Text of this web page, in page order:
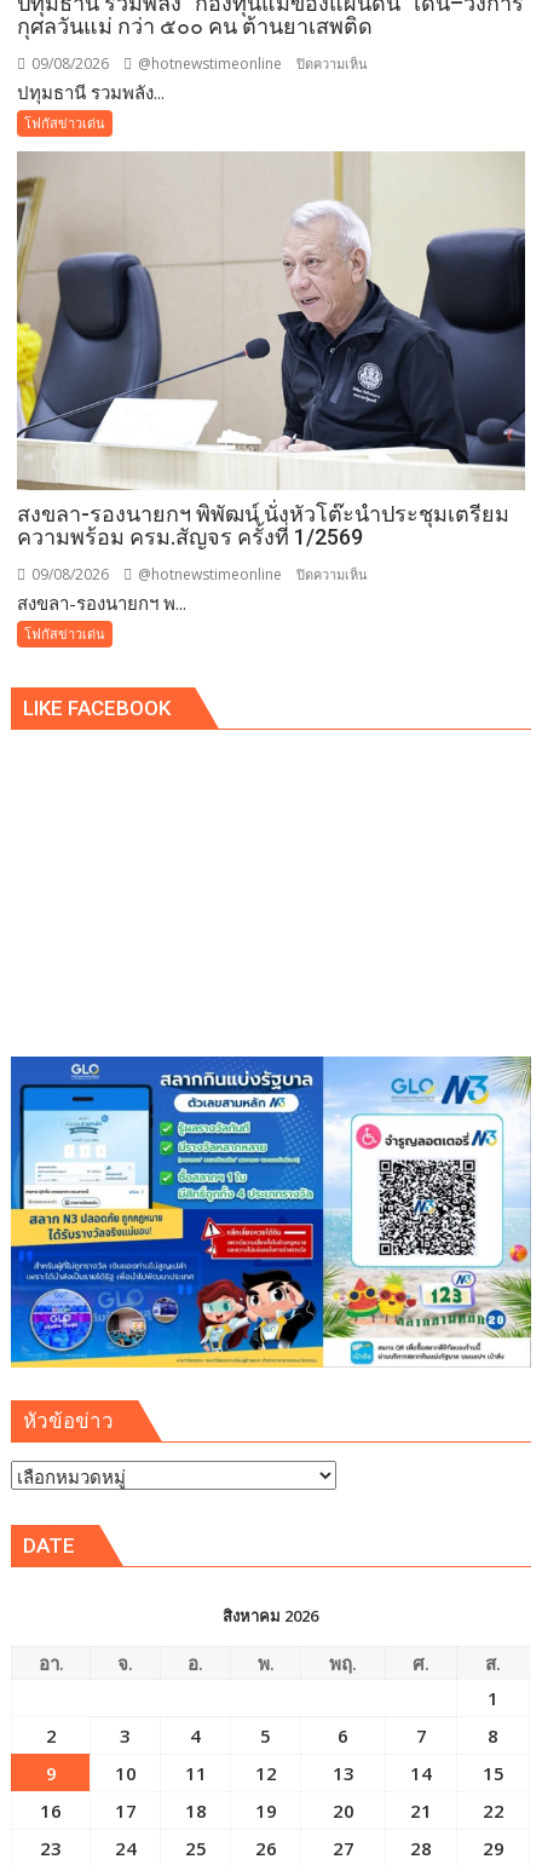
กุศลวันแม่ กว่า ๕๐๐ คน ต้านยาเสพติด
09/08/2026 @hotnewstimeonline ปิดความเห็น
แผ่น
ดิน”
เดิน–
วิ่ง
การ
กุศล
วัน
แม่
กว่า
๕๐๐
คน
ปทุมธานี รวมพลัง...
โฟกัสข่าวเด่น
สงขลา-รองนายกฯ พิพัฒน์ นั่งหัวโต๊ะนำประชุมเตรียม
ความพร้อม ครม.สัญจร ครั้งที่ 1/2569
09/08/2026 @hotnewstimeonline ปิดความเห็น
นั่ง
สงขลา-รองนายกฯ พ...
โฟกัสข่าวเด่น
LIKE FACEBOOK
หัวข้อข่าว
หัวข้อ
DATE
สิงหาคม 2026
อา. จ. อ. พ. พฤ. ศ.
ส.
1
2
3 4 5 6 7
8
9
10 11 12 13 14
15
16
17 18 19 20 21
22
23
24 25 26 27 28
29